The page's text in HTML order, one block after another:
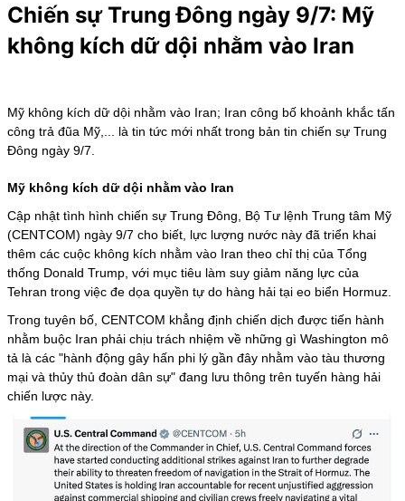
Chiến sự Trung Đông ngày 9/7: Mỹ
không kích dữ dội nhằm vào Iran
Mỹ không kích dữ dội nhằm vào Iran; Iran công bố khoảnh khắc tấn
công trả đũa Mỹ,... là tin tức mới nhất trong bản tin chiến sự Trung
Đông ngày 9/7.
Mỹ không kích dữ dội nhằm vào Iran
Cập nhật tình hình chiến sự Trung Đông , Bộ Tư lệnh Trung tâm Mỹ
(CENTCOM) ngày 9/7 cho biết, lực lượng nước này đã triển khai
thêm các cuộc không kích nhằm vào Iran theo chỉ thị của Tổng
thống Donald Trump, với mục tiêu làm suy giảm năng lực của
Tehran trong việc đe dọa quyền tự do hàng hải tại eo biển Hormuz
Trong tuyên bố, CENTCOM khẳng định chiến dịch được tiến hành
nhằm buộc Iran phải chịu trách nhiệm về những gì Washington mô
tả là các "hành động gây hấn phi lý gần đây nhằm vào tàu thương
mại và thủy thủ đoàn dân sự" đang lưu thông trên tuyến hàng hải
chiến lược này.